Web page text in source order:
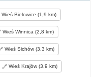
Wieś Bielowice (1,9 km)
Wieś Winnica (2,8 km)
Wieś Sichów (3,3 km)
Wieś Krajów (3,9 km)